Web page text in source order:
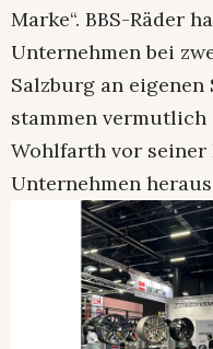
Marke“. BBS-Räder
Unternehmen bei
Salzburg an eigenen
stammen vermutlich
Wohlfarth vor seiner
Unternehmen